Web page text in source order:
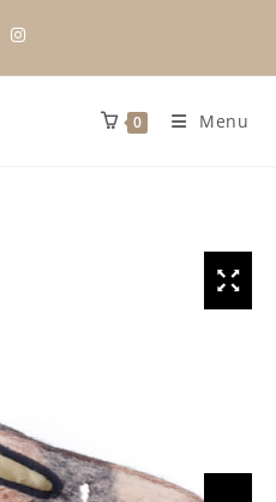
0 Menu